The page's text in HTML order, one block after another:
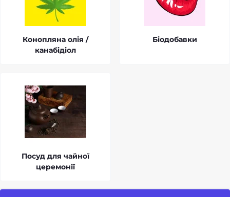
Конопляна олія /
канабідіол
Біодобавки
Посуд для чайної
церемонії